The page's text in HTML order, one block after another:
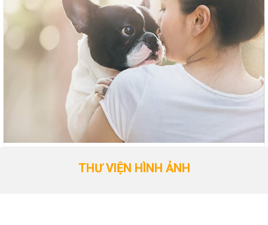
THƯ VIỆN HÌNH ẢNH